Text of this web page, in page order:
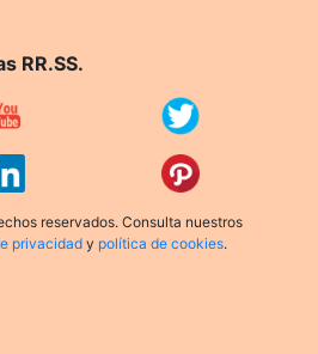
RR.SS.
reservados. Consulta nuestros
privacidad y política de cookies.